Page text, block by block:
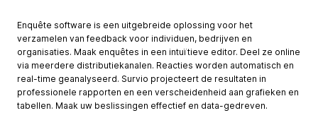
Enquête software is een uitgebreide oplossing voor het
verzamelen van feedback voor individuen, bedrijven en
organisaties. Maak enquêtes in een intuïtieve editor. Deel ze online
via meerdere distributiekanalen. Reacties worden automatisch en
real-time geanalyseerd. Survio projecteert de resultaten in
professionele rapporten en een verscheidenheid aan grafieken en
tabellen. Maak uw beslissingen effectief en data-gedreven.